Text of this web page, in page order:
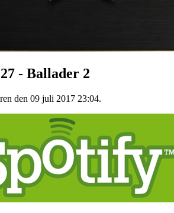
- Ballader 2
den 09 juli 2017 23:04.